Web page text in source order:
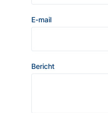
E-mail
Bericht